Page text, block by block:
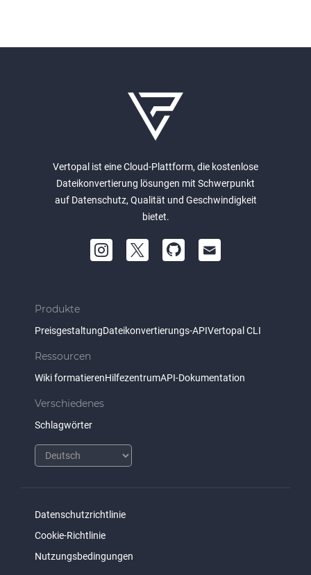
Vertopal ist eine Cloud-Plattform, die kostenlose
Dateikonvertierung lösungen mit Schwerpunkt
auf Datenschutz, Qualität und Geschwindigkeit
bietet.
Produkte
PreisgestaltungDateikonvertierungs-APIVertopal CLI
Ressourcen
Wiki formatierenHilfezentrumAPI-Dokumentation
Verschiedenes
Schlagwörter
Datenschutzrichtlinie
Cookie-Richtlinie
Nutzungsbedingungen